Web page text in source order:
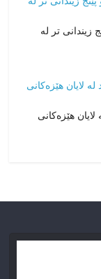
زیندانی تر لە
هێزەکانی